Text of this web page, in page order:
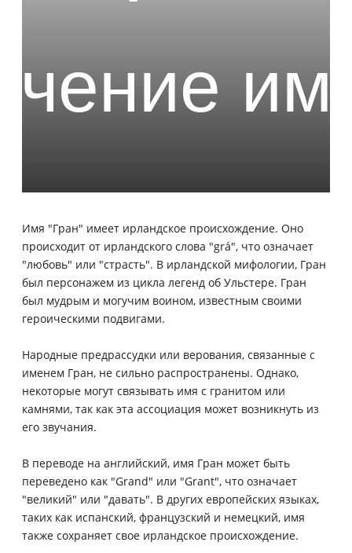
Имя "Гран" имеет ирландское происхождение. Оно
происходит от ирландского слова "grá", что означает
"любовь" или "страсть". В ирландской мифологии, Гран
был персонажем из цикла легенд об Ульстере. Гран
был мудрым и могучим воином, известным своими
героическими подвигами.
Народные предрассудки или верования, связанные с
именем Гран, не сильно распространены. Однако,
некоторые могут связывать имя с гранитом или
камнями, так как эта ассоциация может возникнуть из
его звучания.
В переводе на английский, имя Гран может быть
переведено как "Grand" или "Grant", что означает
"великий" или "давать". В других европейских языках,
таких как испанский, французский и немецкий, имя
также сохраняет свое ирландское происхождение.